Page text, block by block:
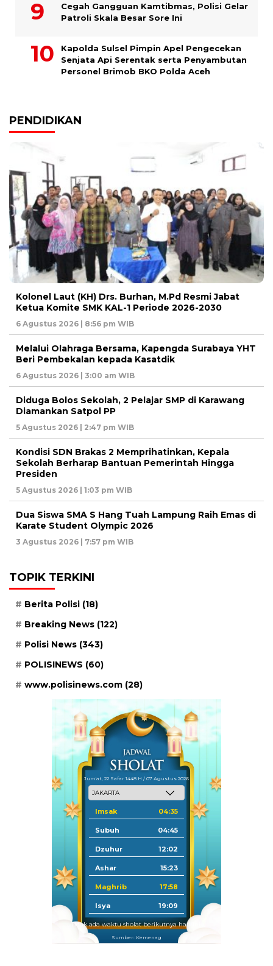
Cegah Gangguan Kamtibmas, Polisi Gelar
Patroli Skala Besar Sore Ini
Kapolda Sulsel Pimpin Apel Pengecekan
Senjata Api Serentak serta Penyambutan
Personel Brimob BKO Polda Aceh
PENDIDIKAN
Kolonel Laut (KH) Drs. Burhan, M.Pd Resmi Jabat
Ketua Komite SMK KAL-1 Periode 2026-2030
6 Agustus 2026 | 8:56 pm WIB
Melalui Olahraga Bersama, Kapengda Surabaya YHT
Beri Pembekalan kepada Kasatdik
6 Agustus 2026 | 3:00 am WIB
Diduga Bolos Sekolah, 2 Pelajar SMP di Karawang
Diamankan Satpol PP
5 Agustus 2026 | 2:47 pm WIB
Kondisi SDN Brakas 2 Memprihatinkan, Kepala
Sekolah Berharap Bantuan Pemerintah Hingga
Presiden
5 Agustus 2026 | 1:03 pm WIB
Dua Siswa SMA S Hang Tuah Lampung Raih Emas di
Karate Student Olympic 2026
3 Agustus 2026 | 7:57 pm WIB
TOPIK TERKINI
Berita Polisi (18)
Breaking News (122)
Polisi News (343)
POLISINEWS (60)
www.polisinews.com (28)
Jum'at, 22 Safar 1448 H / 07 Agustus 2026
Imsak 04:35
Subuh 04:45
Dzuhur 12:02
Ashar 15:23
Maghrib 17:58
Isya 19:09
Tidak ada waktu sholat berikutnya hari ini.
Sumber: Kemenag